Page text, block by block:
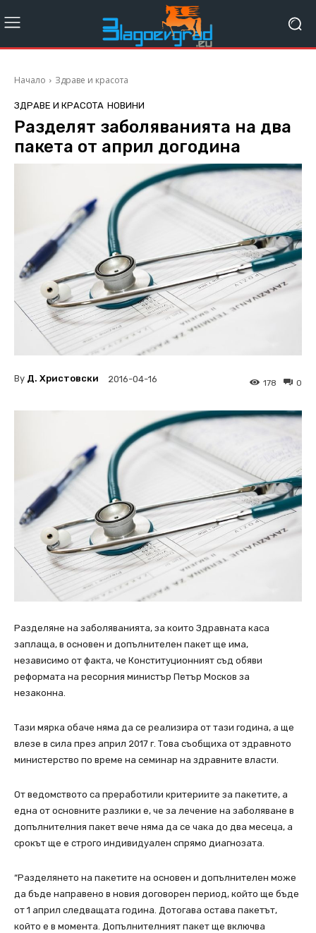
Начало Здраве и красота
ЗДРАВЕ И КРАСОТА НОВИНИ
Разделят заболяванията на два
пакета от април догодина
By Д. Христовски 2016-04-16 0
178
Разделяне на заболяванията, за които Здравната каса
заплаща, в основен и допълнителен пакет ще има,
независимо от факта, че Конституционният съд обяви
реформата на ресорния министър Петър Москов за
незаконна.
Тази мярка обаче няма да се реализира от тази година, а ще
влезе в сила през април 2017 г. Това съобщиха от здравното
министерство по време на семинар на здравните власти.
От ведомството са преработили критериите за пакетите, а
една от основните разлики е, че за лечение на заболяване в
допълнителния пакет вече няма да се чака до два месеца, а
срокът ще е строго индивидуален спрямо диагнозата.
“Разделянето на пакетите на основен и допълнителен може
да бъде направено в новия договорен период, който ще бъде
от 1 април следващата година. Дотогава остава пакетът,
който е в момента. Допълнителният пакет ще включва